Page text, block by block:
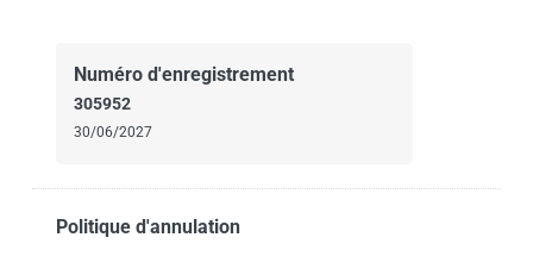
Numéro d'enregistrement
305952
30/06/2027
Politique d'annulation